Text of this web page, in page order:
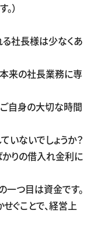
）
社長様は少なくあ
本来の社長業務に専
自身の大切な時間
いないでしょうか？
かりの借入れ金利に
一つ目は資金です。
ぐことで、経営上